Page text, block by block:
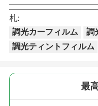
札:
調光カーフィルム
調
調光ティントフィルム
最